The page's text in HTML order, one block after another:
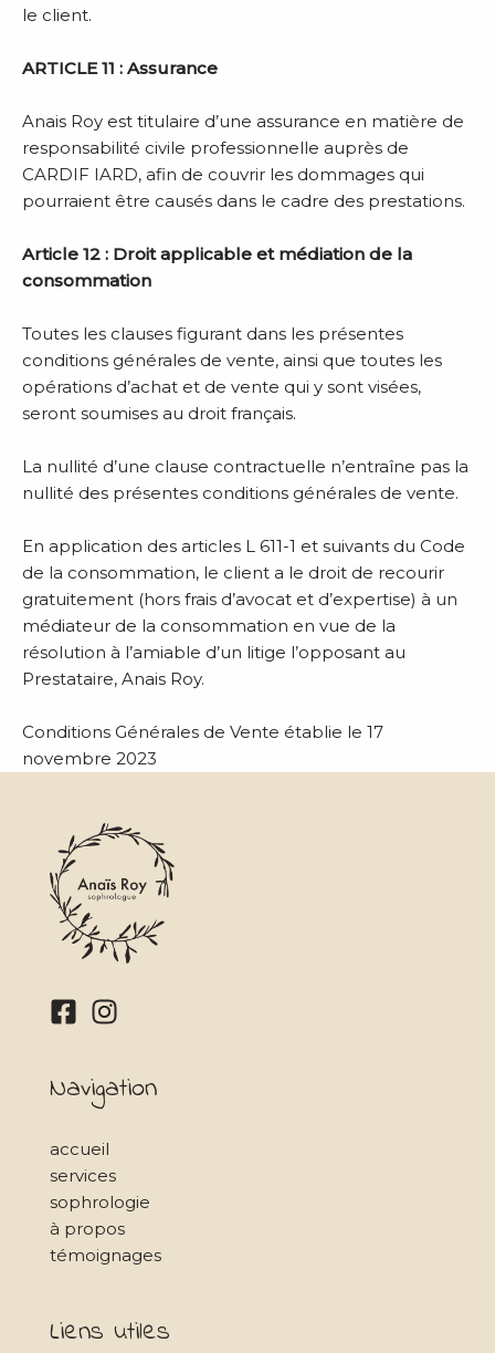
le client.
ARTICLE 11 : Assurance
Anais Roy est titulaire d’une assurance en matière de
responsabilité civile professionnelle auprès de
CARDIF IARD, afin de couvrir les dommages qui
pourraient être causés dans le cadre des prestations.
Article 12 : Droit applicable et médiation de la
consommation
Toutes les clauses figurant dans les présentes
conditions générales de vente, ainsi que toutes les
opérations d’achat et de vente qui y sont visées,
seront soumises au droit français.
La nullité d’une clause contractuelle n’entraîne pas la
nullité des présentes conditions générales de vente.
En application des articles L 611-1 et suivants du Code
de la consommation, le client a le droit de recourir
gratuitement (hors frais d’avocat et d’expertise) à un
médiateur de la consommation en vue de la
résolution à l’amiable d’un litige l’opposant au
Prestataire, Anais Roy.
Conditions Générales de Vente établie le 17
novembre 2023
Navigation
accueil
services
sophrologie
à propos
témoignages
Liens utiles